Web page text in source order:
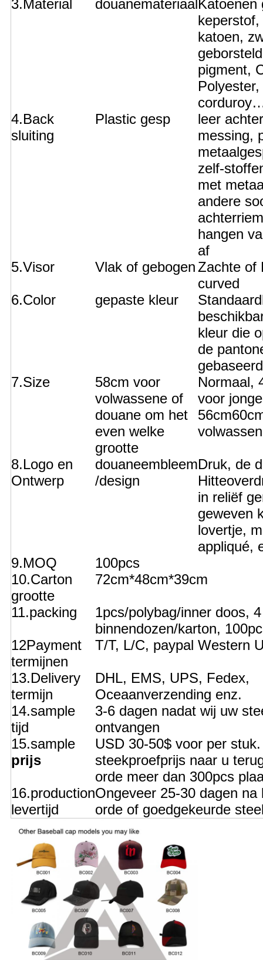
3.Material douanemateriaal Katoenen
katoen,
pigment,
4.Back
sluiting
Plastic gesp
leer
messing,
zelf-
met
andere
hangen
af
5.Visor
Vlak of gebogenZachte of
curved
6.Color
gepaste kleur
kleur die
de
gebaseerd
7.Size
58cm voor
volwassene of
douane om het
even welke
grootte
Normaal,
voor
8.Logo en
Ontwerp
douaneembleem
/design
Druk, de
in reliëf
geweven
lovertje,
appliqué,
9.MOQ
100pcs
10.Carton
grootte
72cm*48cm*39cm
11.packing
1pcs/polybag/inner doos, 4
binnendozen/karton,
12Payment
termijnen
T/T, L/C, paypal Western
13.Delivery
termijn
DHL, EMS, UPS, Fedex,
Oceaanverzending enz.
14.sample
tijd
3-6 dagen nadat wij uw
ontvangen
15.sample
prijs
USD 30-50$ voor per
steekproefprijs naar u
orde meer dan 300pcs
16.production
levertijd
Ongeveer 25-30 dagen na
orde of goedgekeurde